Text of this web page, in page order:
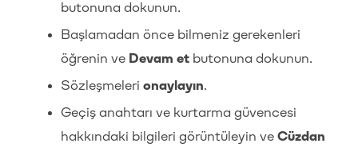
butonuna dokunun.
Başlamadan önce bilmeniz gerekenleri
öğrenin veDevam etbutonuna dokunun.
Sözleşmeleri onaylayın.
Geçiş anahtarı ve kurtarma güvencesi
hakkındaki bilgileri görüntüleyin ve Cüzdan